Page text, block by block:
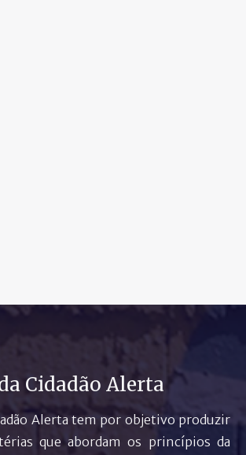
Cidadão Alerta
Alerta tem por objetivo produzir
que abordam os princípios da